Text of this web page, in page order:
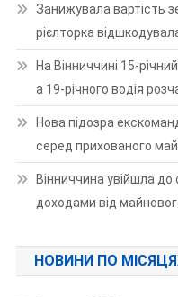
Занижувала вартість
рієлторка
На Вінниччині 15-
а 19-річного водія
Нова підозра
серед прихованого
Вінниччина увійшла до
доходами від
НОВИНИ ПО